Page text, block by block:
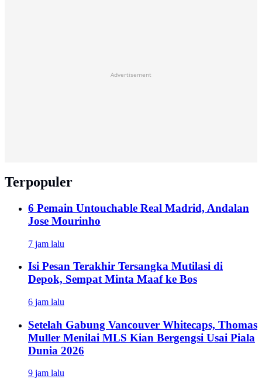
Advertisement
Terpopuler
6 Pemain Untouchable Real Madrid, Andalan
Jose Mourinho
7 jam lalu
Isi Pesan Terakhir Tersangka Mutilasi di
Depok, Sempat Minta Maaf ke Bos
6 jam lalu
Setelah Gabung Vancouver Whitecaps, Thomas
Muller Menilai MLS Kian Bergengsi Usai Piala
Dunia 2026
9 jam lalu